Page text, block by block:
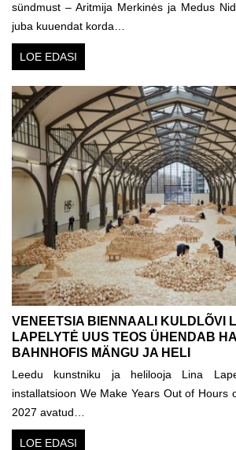
sündmust – Aritmija Merkinės ja Medus
juba kuuendat korda…
LOE EDASI
VENEETSIA BIENNAALI KULDLÕVI
LAPELYTĖ UUS TEOS ÜHENDAB
BAHNHOFIS MÄNGU JA HELI
Leedu kunstniku ja helilooja Lina
installatsioon We Make Years Out of Hours
2027 avatud…
LOE EDASI